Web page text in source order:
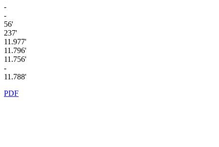
-
-
56'
237'
11.977'
11.796'
11.756'
-
11.788'
PDF